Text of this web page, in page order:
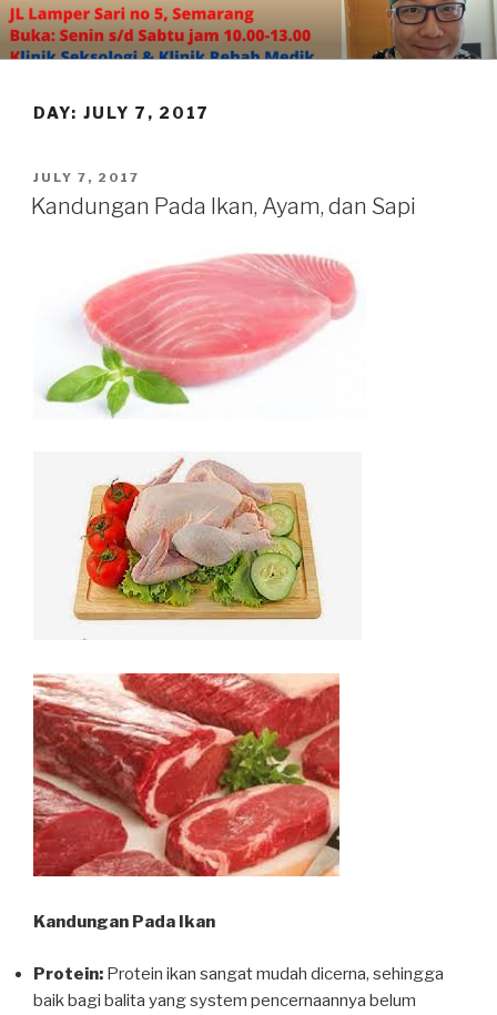
Skip
to
content
DAY: JULY 7, 2017
POSTED
ON
JULY 7, 2017
Kandungan Pada Ikan, Ayam, dan Sapi
Kandungan Pada Ikan
Protein: Protein ikan sangat mudah dicerna, sehingga
baik bagi balita yang system pencernaannya belum